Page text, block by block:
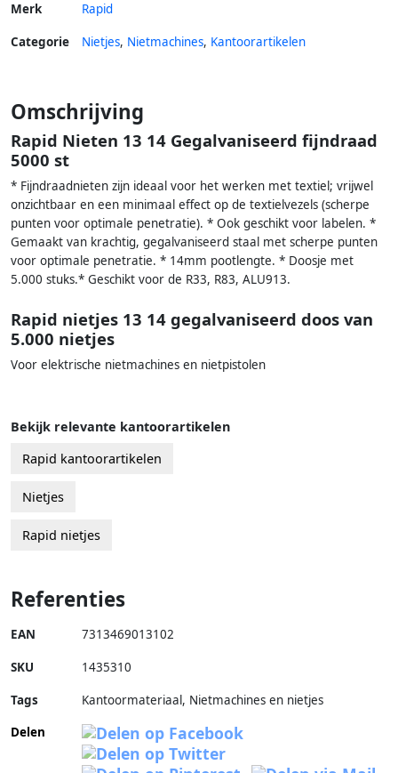
Merk Rapid
Categorie Nietjes, Nietmachines, Kantoorartikelen
Omschrijving
Rapid Nieten 13 14 Gegalvaniseerd fijndraad
5000 st
* Fijndraadnieten zijn ideaal voor het werken met textiel; vrijwel
onzichtbaar en een minimaal effect op de textielvezels (scherpe
punten voor optimale penetratie). * Ook geschikt voor labelen. *
Gemaakt van krachtig, gegalvaniseerd staal met scherpe punten
voor optimale penetratie. * 14mm pootlengte. * Doosje met
5.000 stuks.* Geschikt voor de R33, R83, ALU913.
Rapid nietjes 13 14 gegalvaniseerd doos van
5.000 nietjes
Voor elektrische nietmachines en nietpistolen
Bekijk relevante kantoorartikelen
Rapid kantoorartikelen
Nietjes
Rapid nietjes
Referenties
EAN 7313469013102
SKU 1435310
Tags
Kantoormateriaal, Nietmachines en nietjes
Delen